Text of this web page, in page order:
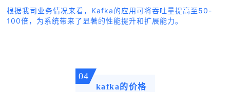
根据我司业务情况来看，Kafka的应用可将吞吐量提高至50-
100倍，为系统带来了显著的性能提升和扩展能力。
04
kafka的价格